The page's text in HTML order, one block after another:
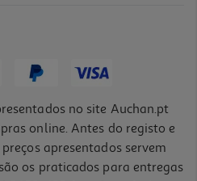
no site Auchan.pt
online. Antes do registo e
apresentados servem
os praticados para entregas